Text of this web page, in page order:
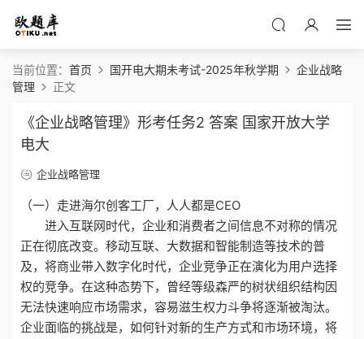
当前位置： 首页 国开电大期未考试-2025年秋学期
企业战略
管理
正文
《企业战略管理》形考任务2 答案 国家开放大学
电大
企业战略管理
（一）走进海尔创客工厂，人人都是CEO
进入互联网时代，企业和消费者之间信息不对称的情况
正在彻底改变。移动互联、大数据和智能制造等技术的普
及，将商业带入数字化时代，企业竞争正在演化为用户选择
权的竞争。在这种态势下，曾经等级森严的树状组织结构因
无法快速响应市场需求，容易滋生权力斗争将逐渐被淘汰。
企业面临的挑战是，如何针对新的生产方式和市场环境，将